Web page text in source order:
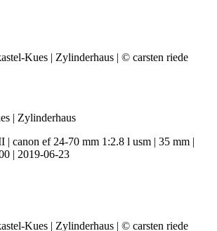
| Zylinderhaus
| canon ef 24-70 mm 1:2.8 l usm | 35 mm |
| 2019-06-23